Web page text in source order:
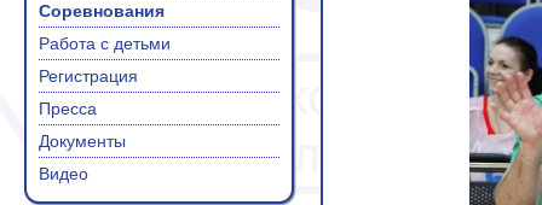
Соревнования
Работа с детьми
Регистрация
Пресса
Документы
Видео